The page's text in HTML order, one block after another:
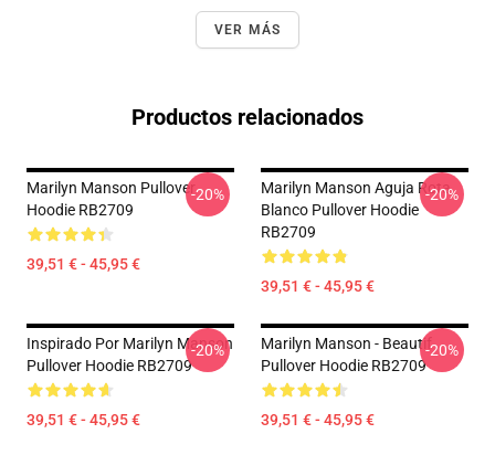
VER MÁS
Productos relacionados
Marilyn Manson Pullover
Hoodie RB2709
39,51 € - 45,95 €
-20%
Marilyn Manson Aguja Rota
Blanco Pullover Hoodie
RB2709
39,51 € - 45,95 €
-20%
Inspirado Por Marilyn Manson
Pullover Hoodie RB2709
39,51 € - 45,95 €
-20%
Marilyn Manson - Beautif
Pullover Hoodie RB2709
39,51 € - 45,95 €
-20%